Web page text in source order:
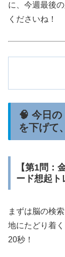
に、今週最後
くださいね！
🧠 今日
を下げて
【第1問：
ード想起ト
まずは脳の検
地にたどり着
20秒！